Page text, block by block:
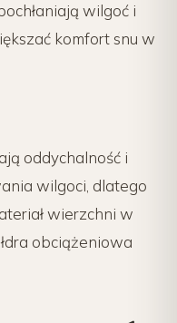
wilgoć i
komfort snu w
oddychalność i
wilgoci, dlatego
wierzchni w
obciążeniowa